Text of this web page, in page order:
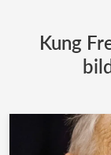
Kung